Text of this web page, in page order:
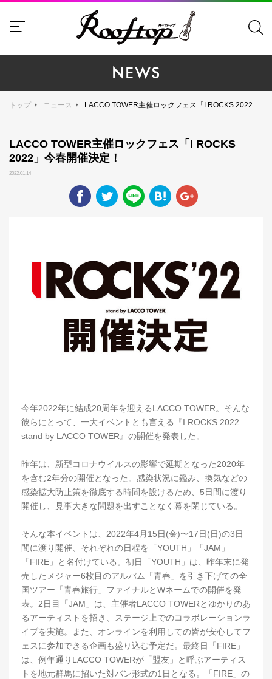
NEWS
トップ ニュース LACCO TOWER主催ロックフェス「I ROCKS 2022」今春開催決定！
LACCO TOWER主催ロックフェス「I ROCKS
2022」今春開催決定！
2022.01.14
今年2022年に結成20周年を迎えるLACCO TOWER。​​そんな
彼らにとって、一大イベントとも言える『I ROCKS 2022
stand by LACCO TOWER』の開催を発表した。
昨年は、新型コロナウイルスの影響で延期となった2020年
を含む2年分の開催となった。感染状況に鑑み、換気などの
感染拡大防止策を徹底する時間を設けるため、5日間に渡り
開催し、見事大きな問題を出すことなく幕を閉じている。
そんな本イベントは、2022年4月15日(金)〜17日(日)の3日
間に渡り開催、それぞれの日程を「YOUTH」「JAM」
「FIRE」と名付けている。初日「YOUTH」は、昨年末に発
売したメジャー6枚目のアルバム「青春」を引き下げての全
国ツアー「青春旅行」ファイナルとWネームでの開催を発
表。2日目「JAM」は、主催者LACCO TOWERとゆかりのあ
るアーティストを招き、ステージ上でのコラボレーションラ
イブを実施。また、オンラインを利用しての皆が安心してフ
ェスに参加できる企画も盛り込む予定だ。最終日「FIRE」
は、例年通りLACCO TOWERが「盟友」と呼ぶアーティス
トを地元群馬に招いた対バン形式の1日となる。「FIRE」の